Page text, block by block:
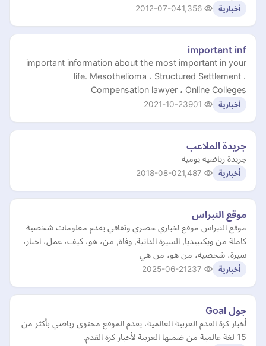
أخبارية 2012-07-04
important inf
important information about the most important in your
life. Mesothelioma ، Structured Settlement ،
Compensation lawyer ، Online Colleges
أخبارية 2021-10-23
جريدة الملاعب
جريدة رياضية يومية
أخبارية 2018-08-02
موقع النبراس
موقع النبراس موقع اخباري حصري وثقافي يقدم معلومات شخصية
كاملة من ويكيبيديا, السيرة الذاتية, وفاة, من، هو، كيف، عمل، اخبار،
سيرة، شخصية، من هو، من هي
أخبارية 2025-06-21
جول Goal
أخبار كرة القدم العربية العالمية، يقدم الموقع محتوى رياضي بأكثر من
15 لغة عالمية من ضمنها العربية لأخبار كرة القدم.